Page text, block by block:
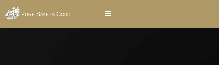
Pure Sake is Good